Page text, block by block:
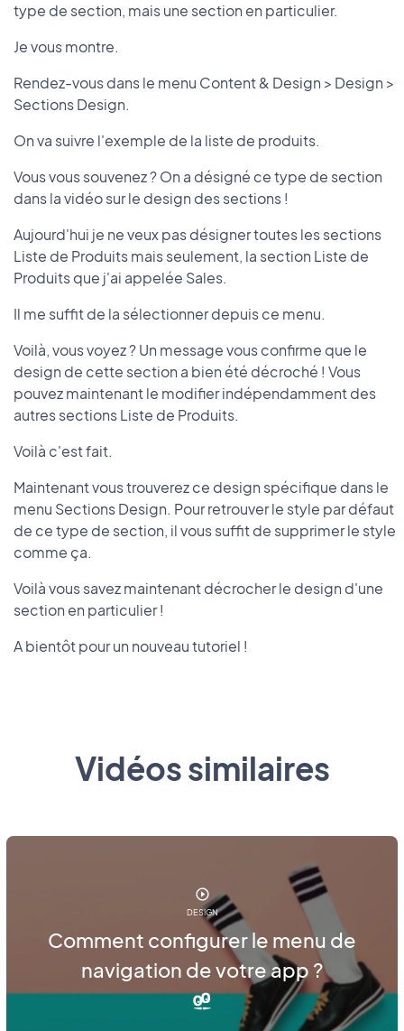
type de section, mais une section en particulier.
Je vous montre.
Rendez-vous dans le menu Content & Design > Design >
Sections Design.
On va suivre l'exemple de la liste de produits.
Vous vous souvenez ? On a désigné ce type de section
dans la vidéo sur le design des sections !
Aujourd'hui je ne veux pas désigner toutes les sections
Liste de Produits mais seulement, la section Liste de
Produits que j'ai appelée Sales.
Il me suffit de la sélectionner depuis ce menu.
Voilà, vous voyez ? Un message vous confirme que le
design de cette section a bien été décroché ! Vous
pouvez maintenant le modifier indépendamment des
autres sections Liste de Produits.
Voilà c'est fait.
Maintenant vous trouverez ce design spécifique dans le
menu Sections Design. Pour retrouver le style par défaut
de ce type de section, il vous suffit de supprimer le style
comme ça.
Voilà vous savez maintenant décrocher le design d'une
section en particulier !
A bientôt pour un nouveau tutoriel !
Vidéos similaires
DESIGN
Comment configurer le menu de
navigation de votre app ?